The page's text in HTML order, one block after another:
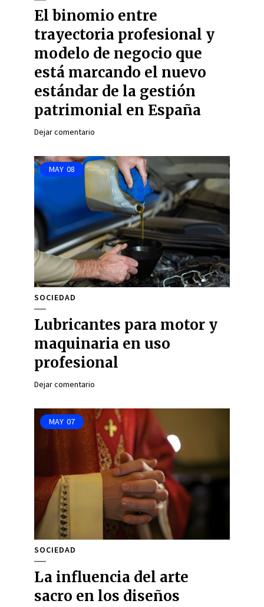
El binomio entre
trayectoria profesional y
modelo de negocio que
está marcando el nuevo
estándar de la gestión
patrimonial en España
Dejar comentario
MAY 08
SOCIEDAD
Lubricantes para motor y
maquinaria en uso
profesional
Dejar comentario
MAY 07
SOCIEDAD
La influencia del arte
sacro en los diseños